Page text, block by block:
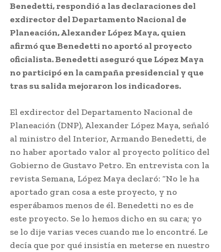
Benedetti, respondió a las declaraciones del
exdirector del Departamento Nacional de
Planeación, Alexander López Maya, quien
afirmó que Benedetti no aportó al proyecto
oficialista. Benedetti aseguró que López Maya
no participó en la campaña presidencial y que
tras su salida mejoraron los indicadores.
El exdirector del Departamento Nacional de
Planeación (DNP), Alexander López Maya, señaló
al ministro del Interior, Armando Benedetti, de
no haber aportado valor al proyecto político del
Gobierno de Gustavo Petro. En entrevista con la
revista Semana, López Maya declaró: “No le ha
aportado gran cosa a este proyecto, y no
esperábamos menos de él. Benedetti no es de
este proyecto. Se lo hemos dicho en su cara; yo
se lo dije varias veces cuando me lo encontré. Le
decía que por qué insistía en meterse en nuestro